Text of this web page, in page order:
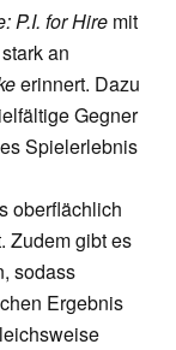
P.I. for Hire mit
an
erinnert. Dazu
Gegner
Spielerlebnis
oberflächlich
Zudem gibt es
sodass
Ergebnis